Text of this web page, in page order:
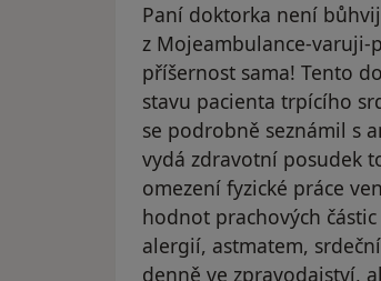
Paní doktorka není
z Mojeambulance-varuji-
příšernost sama! Tento
stavu pacienta trpícího
se podrobně seznámil s
vydá zdravotní posudek
omezení fyzické práce
hodnot prachových
alergií, astmatem,
denně ve zpravodajství,